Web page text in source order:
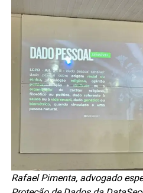
Rafael Pimenta, advogado